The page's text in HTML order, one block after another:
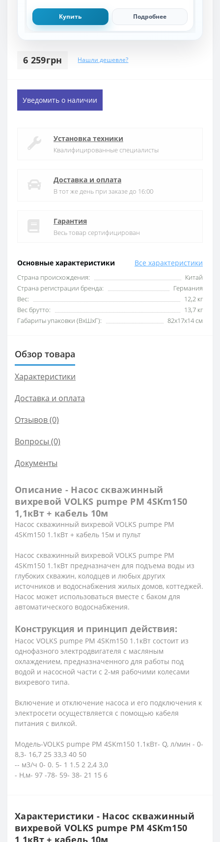
Купить Подробнее
6 259грн Нашли дешевле?
Основные характеристики Все характеристики
Cтрана происхождения:
Китай
Cтрана регистрации бренда:
Германия
Вес:
12,2 кг
Вес брутто:
13,7 кг
Габариты упаковки (ВхШхГ):
82х17х14 см
Уведомить о наличии
Установка техники
Квалифицированные специалисты
Доставка и оплата
В тот же день при заказе до 16:00
Гарантия
Весь товар сертифицирован
Обзор товара
Характеристики
Доставка и оплата
Отзывов (0)
Вопросы (0)
Документы
Описание - Насос скважинный
вихревой VOLKS pumpe PM 4SKm150
1,1кВт + кабель 10м
Насос скважинный вихревой VOLKS pumpe PM
4SKm150 1.1кВт + кабель 15м и пульт
Насос скважинный вихревой VOLKS pumpe PM
4SKm150 1.1кВт предназначен для подъема воды из
глубоких скважин, колодцев и любых других
источников и водоснабжения жилых домов, коттеджей.
Насос может использоваться вместе с баком для
автоматического водоснабжения.
Конструкция и принцип действия:
Насос VOLKS pumpe PM 4SKm150 1.1кВт состоит из
однофазного электродвигателя с масляным
охлаждением, предназначенного для работы под
водой и насосной части с 2-мя рабочими колесами
вихревого типа.
Включение и отключение насоса и его подключения к
электросети осуществляется с помощью кабеля
питания с вилкой.
Модель-VOLKS pumpe PM 4SKm150 1.1кВт- Q, л/мин - 0-
8,3- 16,7 25 33,3 40 50
-- м3/ч 0- 0. 5- 1 1.5 2 2,4 3,0
- Н,м- 97 -78- 59- 38- 21 15 6
Характеристики - Насос скважинный
вихревой VOLKS pumpe PM 4SKm150
1,1кВт + кабель 10м